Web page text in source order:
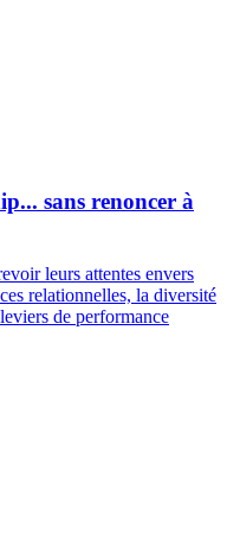
sans renoncer à
leurs attentes envers
relationnelles, la diversité
de performance